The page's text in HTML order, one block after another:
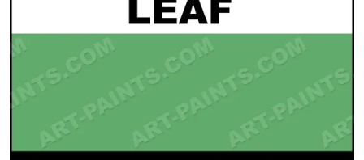
Ovner
Pensler
Råmaterialer